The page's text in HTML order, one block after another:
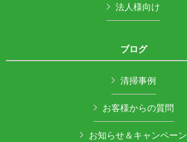
法人様向け
ブログ
清掃事例
お客様からの質問
お知らせ＆キャンペーン